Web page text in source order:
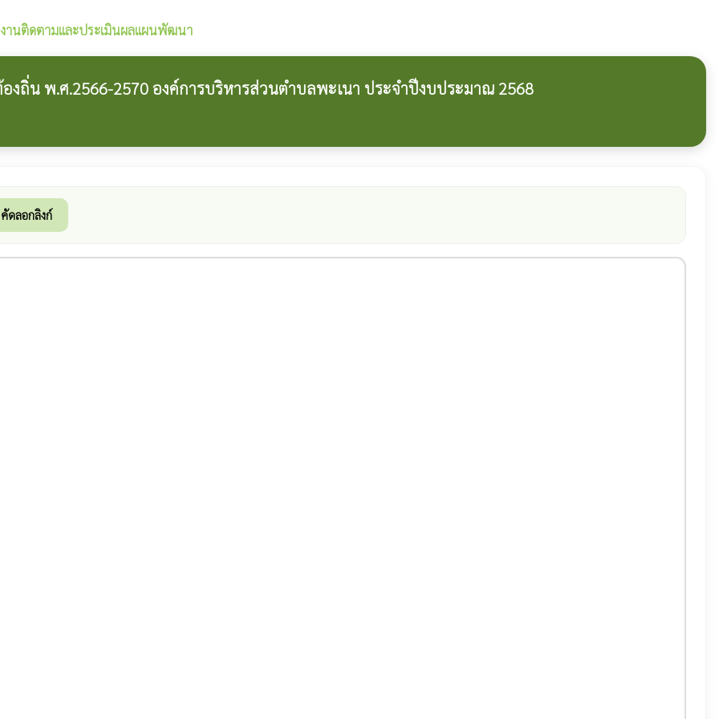
านติดตามและประเมินผลแผนพัฒนา
ถิ่น พ.ศ.2566-2570 องค์การบริหารส่วนตำบลพะเนา ประจำปีงบประมาณ 2568
คัดลอกลิงก์